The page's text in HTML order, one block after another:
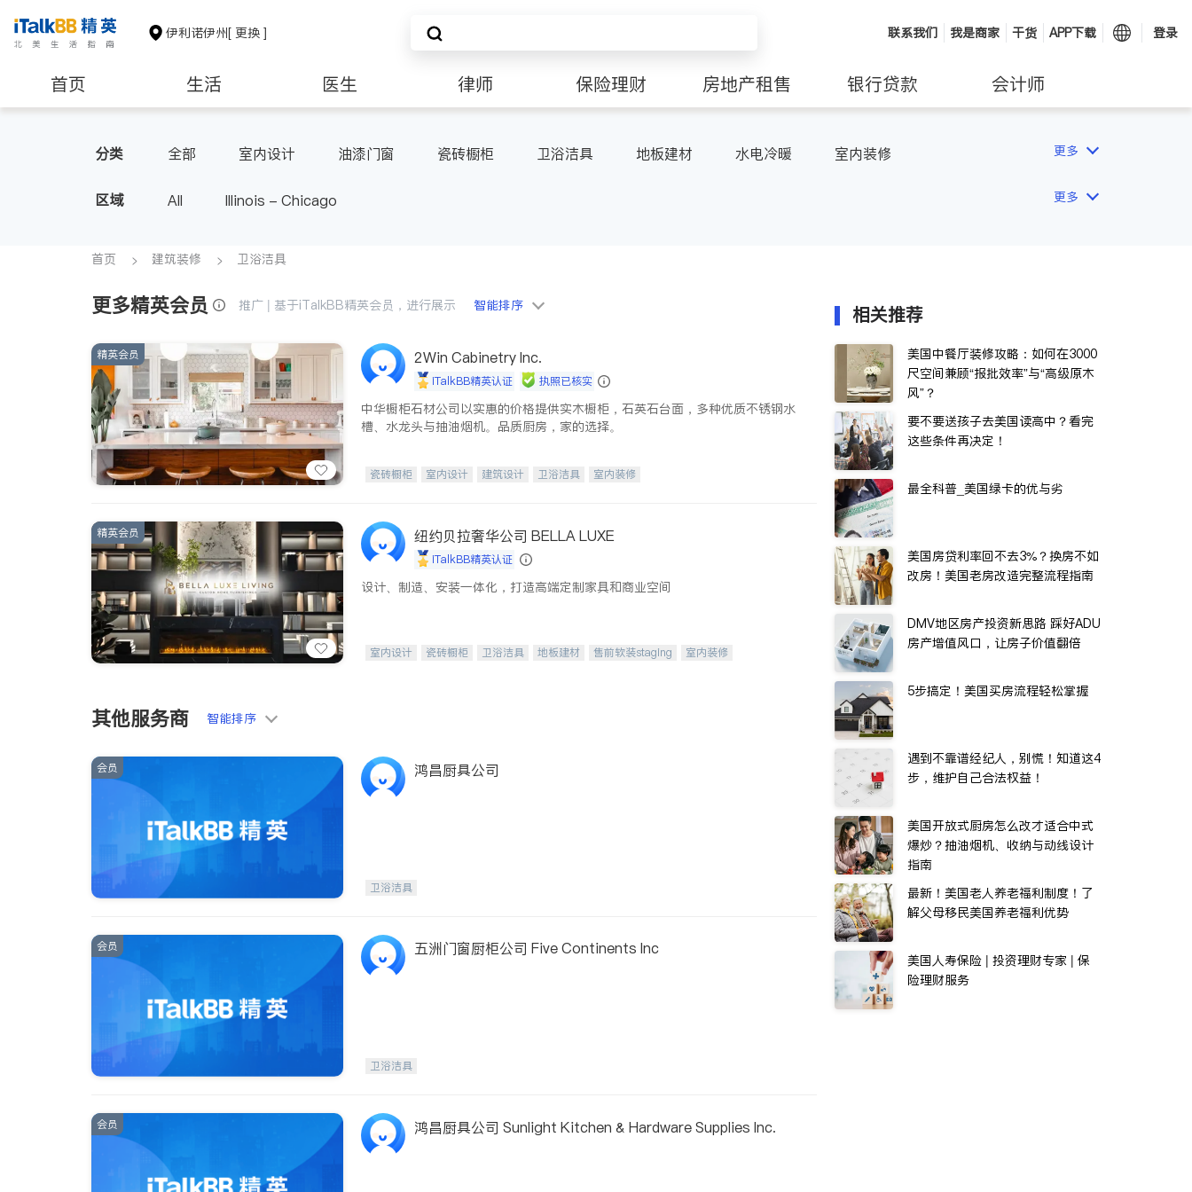
伊利诺伊州[ 更换 ] 联系我们 我是商家 干货 APP下载 登录
首页 生活 医生 律师 保险理财 房地产租售 银行贷款 会计师
分类 全部 室内设计 油漆门窗 瓷砖橱柜 卫浴洁具 地板建材 水电冷暖 室内装修 更多
区域 All Illinois - Chicago 更多
首页 建筑装修 卫浴洁具
更多精英会员 推广 | 基于iTalkBB精英会员，进行展示 智能排序
精英会员 2Win Cabinetry Inc.
iTalkBB精英认证 执照已核实
中华橱柜石材公司以实惠的价格提供实木橱柜，石英石台面，多种优质不锈钢水
槽、水龙头与抽油烟机。品质厨房，家的选择。
瓷砖橱柜 室内设计 建筑设计 卫浴洁具 室内装修
精英会员 纽约贝拉奢华公司 BELLA LUXE
iTalkBB精英认证
设计、制造、安装一体化，打造高端定制家具和商业空间
室内设计 瓷砖橱柜 卫浴洁具 地板建材 售前软装staging 室内装修
其他服务商 智能排序
会员 鸿昌厨具公司
卫浴洁具
会员 五洲门窗厨柜公司 Five Continents Inc
卫浴洁具
会员 鸿昌厨具公司 Sunlight Kitchen & Hardware Supplies Inc.
相关推荐
美国中餐厅装修攻略：如何在3000
尺空间兼顾“报批效率”与“高级原木
风”？
要不要送孩子去美国读高中？看完
这些条件再决定！
最全科普_美国绿卡的优与劣
美国房贷利率回不去3%？换房不如
改房！美国老房改造完整流程指南
DMV地区房产投资新思路 踩好ADU
房产增值风口，让房子价值翻倍
5步搞定！美国买房流程轻松掌握
遇到不靠谱经纪人，别慌！知道这4
步，维护自己合法权益！
美国开放式厨房怎么改才适合中式
爆炒？抽油烟机、收纳与动线设计
指南
最新！美国老人养老福利制度！了
解父母移民美国养老福利优势
美国人寿保险 | 投资理财专家 | 保
险理财服务